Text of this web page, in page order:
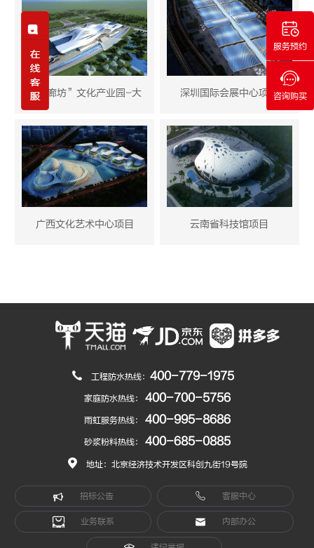
“梦廊坊”文化产业园-大 深圳国际会展中心项目
广西文化艺术中心项目 云南省科技馆项目
工程防水热线： 400-779-1975
家庭防水热线： 400-700-5756
雨虹服务热线： 400-995-8686
砂浆粉料热线： 400-685-0885
地址：北京经济技术开发区科创九街19号院
招标公告 客服中心
业务联系 内部办公
服务预约
咨询购买